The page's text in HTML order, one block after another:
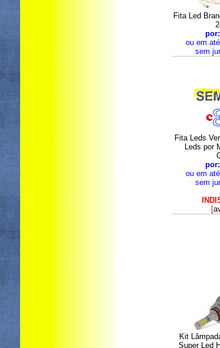
Fita Led
ou em
sem
Fita Leds
Leds por
ou em
sem
[
Kit
Super Led